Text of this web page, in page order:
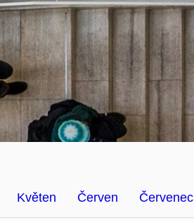
Květen Červen Červenec